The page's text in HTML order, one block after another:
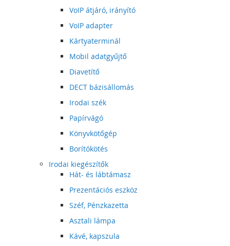
VoIP átjáró, irányító
VoIP adapter
Kártyaterminál
Mobil adatgyűjtő
Diavetítő
DECT bázisállomás
Irodai szék
Papírvágó
Könyvkötőgép
Borítókötés
Irodai kiegészítők
Hát- és lábtámasz
Prezentációs eszköz
Széf, Pénzkazetta
Asztali lámpa
Kávé, kapszula